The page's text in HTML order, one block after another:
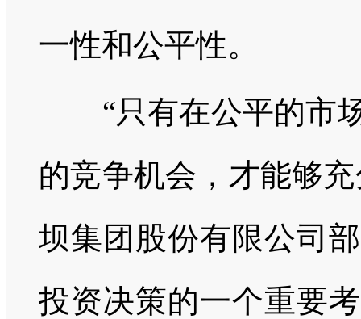
一性和公平性。
“只有在公平的市场
的竞争机会，才能够
坝集团股份有限公司
投资决策的一个重要